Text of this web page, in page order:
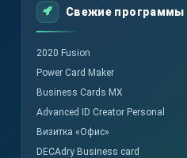
Свежие программы
2020 Fusion
Power Card Maker
Business Cards MX
Advanced ID Creator Personal
Визитка «Офис»
DECAdry Business card